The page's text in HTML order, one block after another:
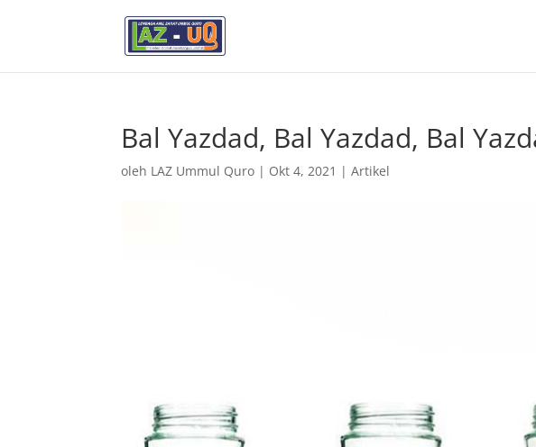
Bal Yazdad, Bal Yazdad, Bal
oleh LAZ Ummul Quro | Okt 4, 2021 |Artikel